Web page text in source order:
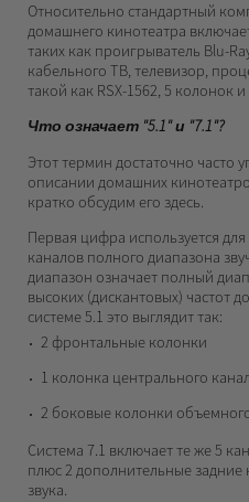
Относительно стандартный
домашнего кинотеатра
таких как проигрыватель Blu-
кабельного ТВ, телевизор,
такой как RSX-1562, 5 колонок
Что означает "5.1" и "7.1"?
Этот термин достаточно часто
описании домашних
кратко обсудим его здесь.
Первая цифра используется
каналов полного диапазона
диапазон означает полный
высоких (дискантовых) частот
системе 5.1 это выглядит так:
2 фронтальные колонки
1 колонка центрального
2 боковые колонки
Система 7.1 включает те же 5
плюс 2 дополнительные
звука.